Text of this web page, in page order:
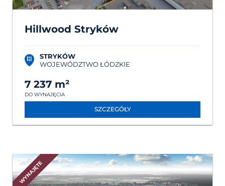
Hillwood Stryków
STRYKÓW
WOJEWÓDZTWO ŁÓDZKIE
7 237 m²
DO WYNAJĘCIA
SZCZEGÓŁY
WYNAJĘTE